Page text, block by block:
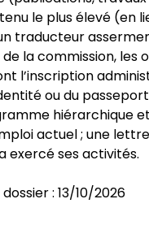
le plus élevé
traducteur
la commission, les
l’inscription
ou du passeport
actuel ; une
exercé ses activités.
: 13/10/2026